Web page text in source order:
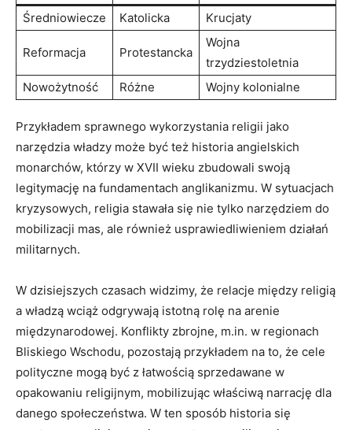
Średniowiecze
Katolicka Krucjaty
Reformacja Protestancka
Wojna
trzydziestoletnia
Nowożytność
Różne Wojny kolonialne
Przykładem sprawnego wykorzystania religii jako
narzędzia władzy może być też historia angielskich
monarchów, którzy w XVII wieku zbudowali swoją
legitymację na fundamentach anglikanizmu. W sytuacjach
kryzysowych, religia stawała się nie tylko narzędziem do
mobilizacji mas, ale również usprawiedliwieniem działań
militarnych.
W dzisiejszych czasach widzimy, że relacje między religią
a władzą wciąż odgrywają istotną rolę na arenie
międzynarodowej. Konflikty zbrojne, m.in. w regionach
Bliskiego Wschodu, pozostają przykładem na to, że cele
polityczne mogą być z łatwością sprzedawane w
opakowaniu religijnym, mobilizując właściwą narrację dla
danego społeczeństwa. W ten sposób historia się